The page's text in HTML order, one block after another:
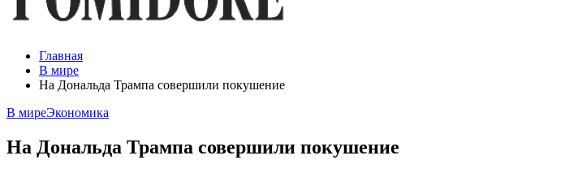
Главная
В мире
На Дональда Трампа совершили покушение
В миреЭкономика
На Дональда Трампа совершили покушение